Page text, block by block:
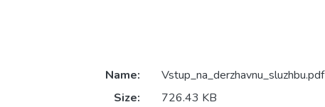
Name:
Vstup_na_derzhavnu_sluzhbu.pdf
Size:
726.43 KB